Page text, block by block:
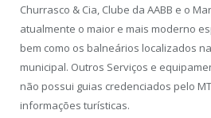
Churrasco & Cia, Clube da AABB e o
atualmente o maior e mais moderno
bem como os balneários localizados
municipal. Outros Serviços e
não possui guias credenciados pelo
informações turísticas.